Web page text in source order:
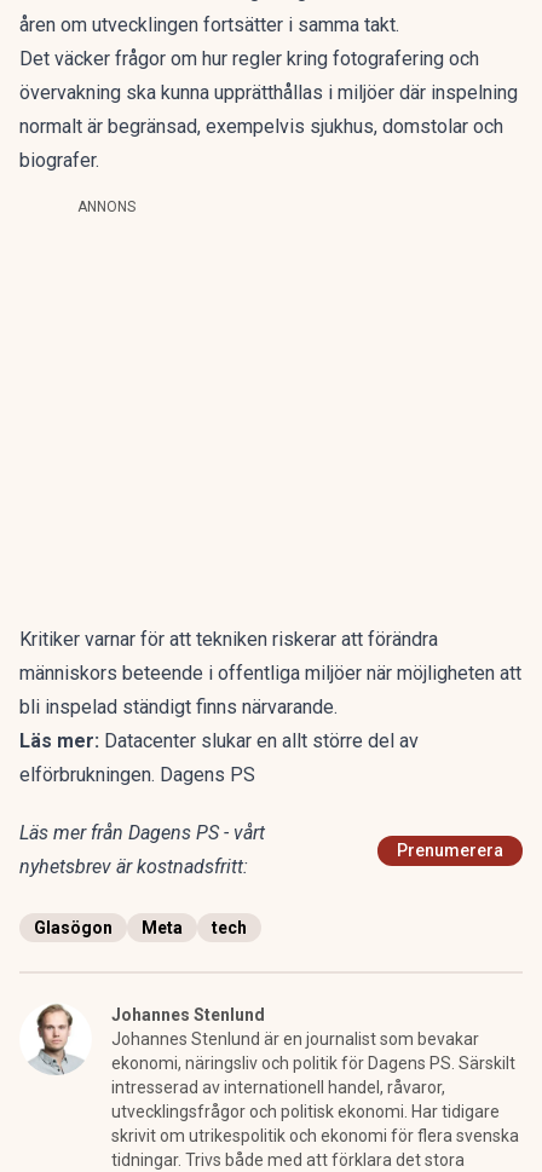
åren om utvecklingen fortsätter i samma takt.
Det väcker frågor om hur regler kring fotografering och
övervakning ska kunna upprätthållas i miljöer där inspelning
normalt är begränsad, exempelvis sjukhus, domstolar och
biografer.
ANNONS
Kritiker varnar för att tekniken riskerar att förändra
människors beteende i offentliga miljöer när möjligheten att
bli inspelad ständigt finns närvarande.
Läs mer: Datacenter slukar en allt större del av
elförbrukningen. Dagens PS
Läs mer från Dagens PS - vårt
nyhetsbrev är kostnadsfritt:
Prenumerera
Glasögon Meta tech
Johannes Stenlund
Johannes Stenlund är en journalist som bevakar
ekonomi, näringsliv och politik för Dagens PS. Särskilt
intresserad av internationell handel, råvaror,
utvecklingsfrågor och politisk ekonomi. Har tidigare
skrivit om utrikespolitik och ekonomi för flera svenska
tidningar. Trivs både med att förklara det stora